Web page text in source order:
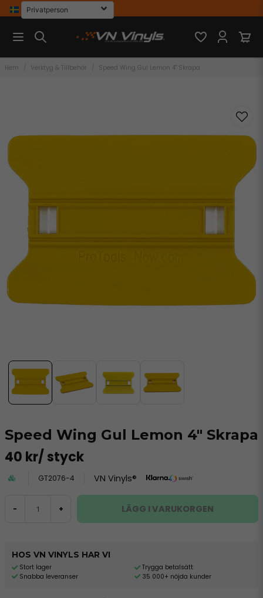
Hem Verktyg & Tillbehör Speed Wing Gul Lemon 4" Skrapa
Speed Wing Gul Lemon 4" Skrapa
40 kr/ styck
GT2076-4 VN Vinyls®
- + LÄGG I VARUKORGEN
HOS VN VINYLS HAR VI
Stort lager
Snabba leveranser
Trygga betalsätt
35 000+ nöjda kunder